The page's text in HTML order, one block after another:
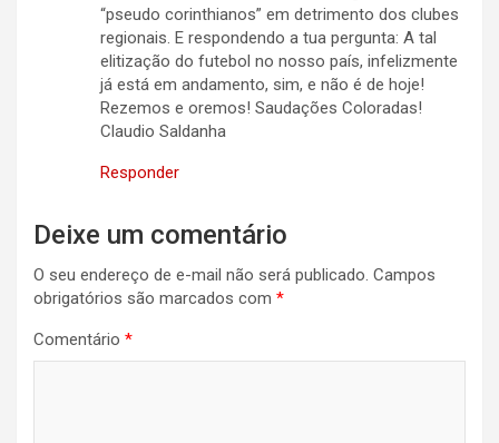
“pseudo corinthianos” em detrimento dos clubes
regionais. E respondendo a tua pergunta: A tal
elitização do futebol no nosso país, infelizmente
já está em andamento, sim, e não é de hoje!
Rezemos e oremos! Saudações Coloradas!
Claudio Saldanha
Responder
Deixe um comentário
O seu endereço de e-mail não será publicado. Campos
obrigatórios são marcados com *
Comentário *